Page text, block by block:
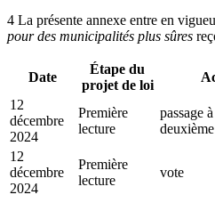
4 La présente annexe entre en
pour des municipalités plus sûres
Date
Étape du
projet de loi
12
décembre
2024
Première
lecture
passage
12
décembre
2024
Première
lecture
vote